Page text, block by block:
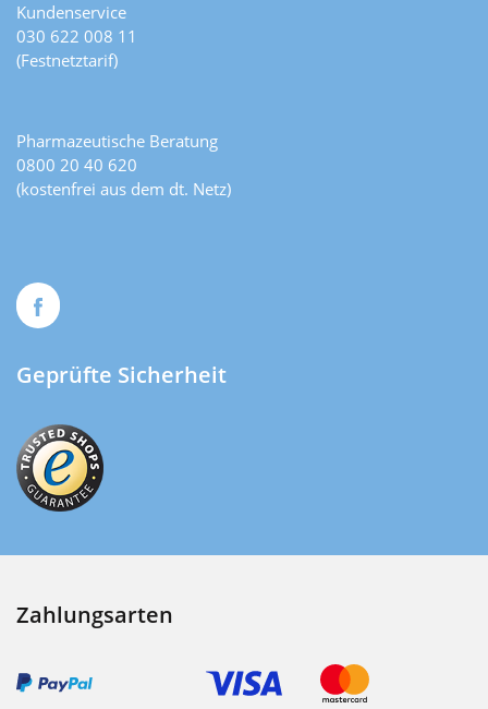
Kundenservice
030 622 008 11
(Festnetztarif)
Pharmazeutische Beratung
0800 20 40 620
(kostenfrei aus dem dt. Netz)
Geprüfte Sicherheit
Zahlungsarten